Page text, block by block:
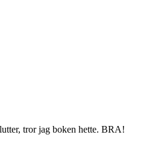
tror jag boken hette. BRA!